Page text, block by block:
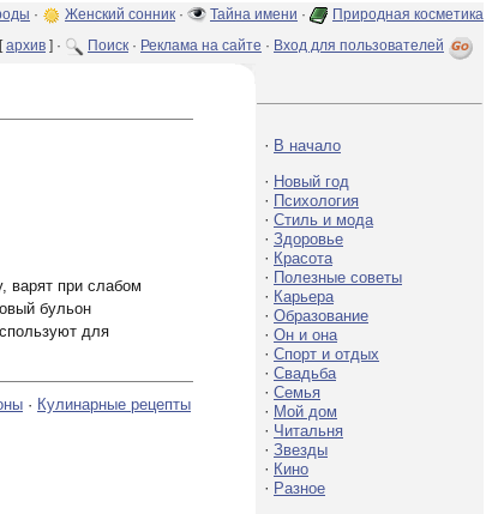
· Женский сонник · Тайна имени ·
Природная косметика
[архив ] · Поиск · Реклама на сайте · Вход для пользователей
варят при слабом
бульон
для
· Кулинарные рецепты
· В начало
· Новый год
· Психология
· Стиль и мода
· Здоровье
· Красота
· Полезные советы
· Карьера
· Образование
· Он и она
· Спорт и отдых
· Свадьба
· Семья
· Мой дом
· Читальня
· Звезды
· Кино
· Разное